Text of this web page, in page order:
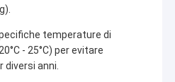
temperature di
- 25°C) per evitare
anni.